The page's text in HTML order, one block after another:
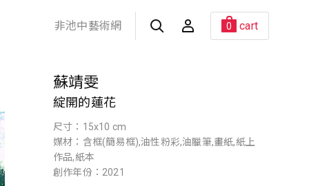
非池中藝術網 0 cart
蘇靖雯
綻開的蓮花
尺寸：15x10 cm
媒材：含框(簡易框),油性粉彩,油臘筆,畫紙,紙上
作品,紙本
創作年份：2021